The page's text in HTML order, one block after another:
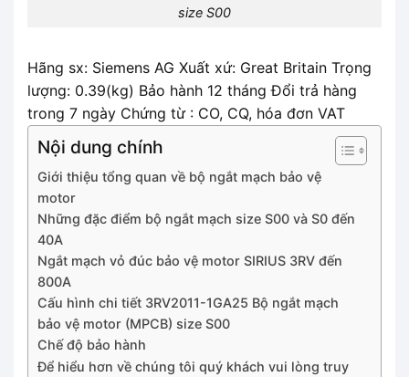
size S00
Hãng sx: Siemens AG Xuất xứ: Great Britain Trọng
lượng: 0.39(kg) Bảo hành 12 tháng Đổi trả hàng
trong 7 ngày Chứng từ : CO, CQ, hóa đơn VAT
Nội dung chính
Giới thiệu tổng quan về bộ ngắt mạch bảo vệ
motor
Những đặc điểm bộ ngắt mạch size S00 và S0 đến
40A
Ngắt mạch vỏ đúc bảo vệ motor SIRIUS 3RV đến
800A
Cấu hình chi tiết 3RV2011-1GA25 Bộ ngắt mạch
bảo vệ motor (MPCB) size S00
Chế độ bảo hành
Để hiểu hơn về chúng tôi quý khách vui lòng truy